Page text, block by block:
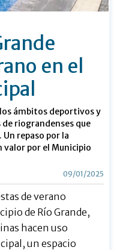
en el
ámbitos deportivos y
riograndenses que
repaso por la
por el Municipio
09/01/2025
de verano
de Río Grande,
hacen uso
un espacio